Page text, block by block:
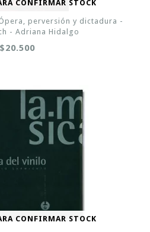
CONFIRMAR STOCK
perversión y dictadura -
- Adriana Hidalgo
$20.500
CONFIRMAR STOCK